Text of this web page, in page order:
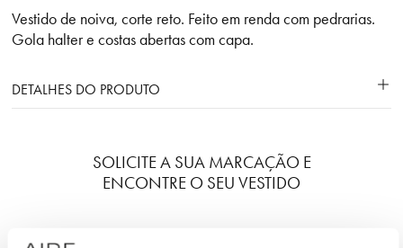
Vestido de noiva, corte reto. Feito em renda com pedrarias.
Gola halter e costas abertas com capa.
DETALHES DO PRODUTO
SOLICITE A SUA MARCAÇÃO E
ENCONTRE O SEU VESTIDO